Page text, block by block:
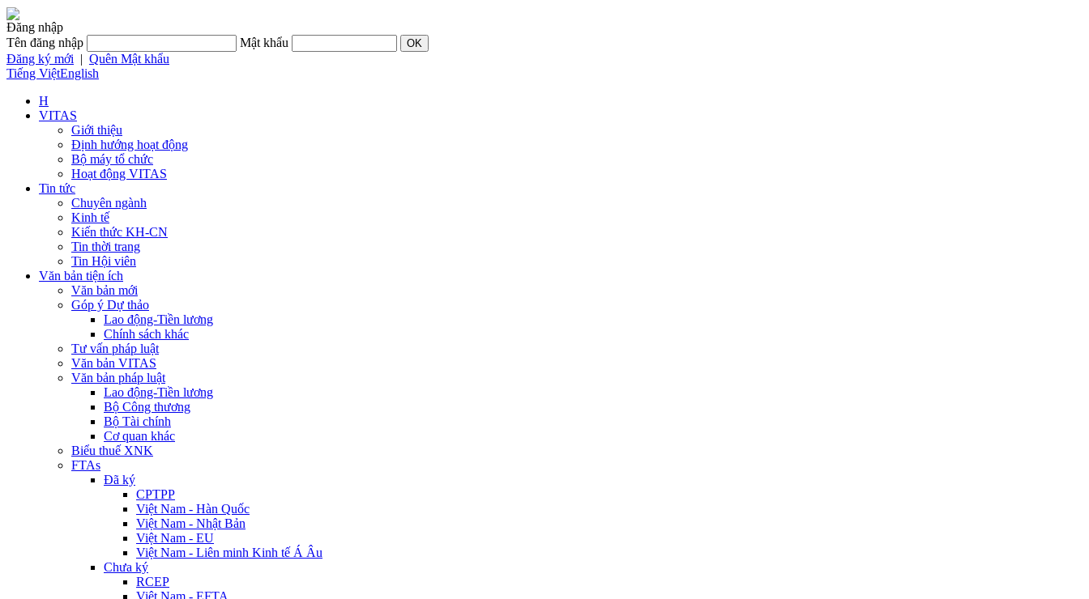
Đăng nhập
Tên đăng nhập
Mật khẩu
Đăng ký mới | Quên Mật khẩu
Tiếng ViệtEnglish
H
VITAS
Giới thiệu
Định hướng hoạt động
Bộ máy tổ chức
Hoạt động VITAS
Tin tức
Chuyên ngành
Kinh tế
Kiến thức KH-CN
Tin thời trang
Tin Hội viên
Văn bản tiện ích
Văn bản mới
Góp ý Dự thảo
Lao động-Tiền lương
Chính sách khác
Tư vấn pháp luật
Văn bản VITAS
Văn bản pháp luật
Lao động-Tiền lương
Bộ Công thương
Bộ Tài chính
Cơ quan khác
Biểu thuế XNK
FTAs
Đã ký
CPTPP
Việt Nam - Hàn Quốc
Việt Nam - Nhật Bản
Việt Nam - EU
Việt Nam - Liên minh Kinh tế Á Âu
Chưa ký
RCEP
Việt Nam - EFTA